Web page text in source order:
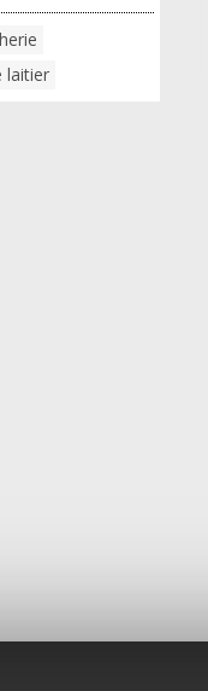
laitier